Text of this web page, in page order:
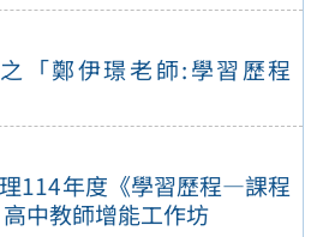
「鄭伊璟老師:學習歷程
114年度《學習歷程—課程
中教師增能工作坊